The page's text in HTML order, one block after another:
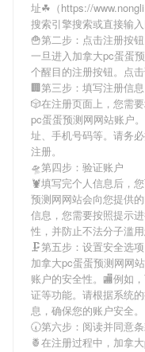
址☘（https://
搜索引擎搜索或直接输入
🍟第二步：点击注册按钮
一旦进入加拿大pc蛋蛋
个醒目的注册按钮。点
🏢第三步：填写注册信息
🎲在注册页面上，您需
pc蛋蛋预测网网站账户
址、手机号码等。请务
注册。
🛸第四步：验证账户
🦞填写完个人信息后，
预测网网站会向您提供
信息，您需要按照提示
性，并防止不法分子滥用
🗜第五步：设置安全选项
加拿大pc蛋蛋预测网网站
账户的安全性。🏬例如
证等功能。请根据系统
息，确保您的账户安全。
🕢第六步：阅读并同意
🍍在注册过程中， 加拿